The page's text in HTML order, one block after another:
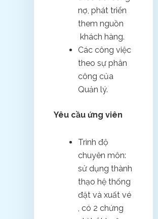
nợ, phát triển
them nguồn
khách hàng.
Các công việc
theo sự phân
công của
Quản lý.
Yêu cầu ứng viên
Trình độ
chuyên môn:
sử dụng thành
thạo hệ thống
đặt và xuất vé
, có 2 chứng